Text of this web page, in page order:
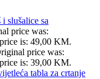
slušalice sa
price was:
is: 49,00 KM.
price was:
is: 39,00 KM.
tabla za crtanje